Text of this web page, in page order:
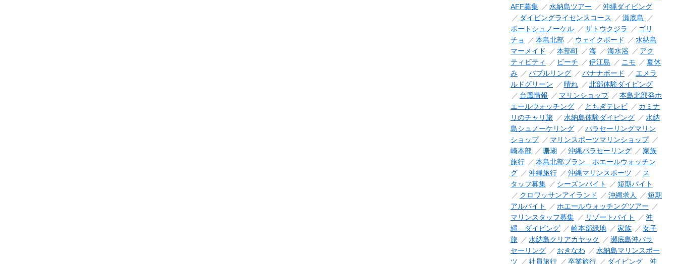
AFF募集
水納島ツアー
沖縄ダイビング
ダイビングライセンスコース
瀬底島
ボートシュノーケル
ザトウクジラ
ゴリ
チョ
本島北部 ウェイクボード
水納島
マーメイド
本部町 海 海水浴
アク
ティビティ
ビーチ 伊江島 ニモ
夏休
み
バブルリング バナナボード
エメラ
ルドグリーン
晴れ
北部体験ダイビング
台風情報
マリンショップ
本島北部発ホ
エールウォッチング
とちぎテレビ
カミナ
リのチャリ旅
水納島体験ダイビング
水納
島シュノーケリング
パラセーリングマリン
ショップ
マリンスポーツマリンショップ
崎本部
珊瑚 沖縄パラセーリング
家族
旅行
本島北部プラン ホエールウォッチン
グ
沖縄旅行 沖縄マリンスポーツ
ス
タッフ募集
シーズンバイト
短期バイト
クロワッサンアイランド
沖縄求人
短期
アルバイト
ホエールウォッチングツアー
マリンスタッフ募集
リゾートバイト
沖
縄 ダイビング
崎本部緑地 家族
女子
旅
水納島クリアカヤック
瀬底島沖パラ
セーリング
おきなわ
水納島マリンスポー
ツ
社員旅行 卒業旅行 ダイビング 沖